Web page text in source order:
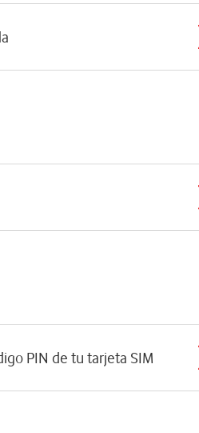
PIN de tu tarjeta SIM